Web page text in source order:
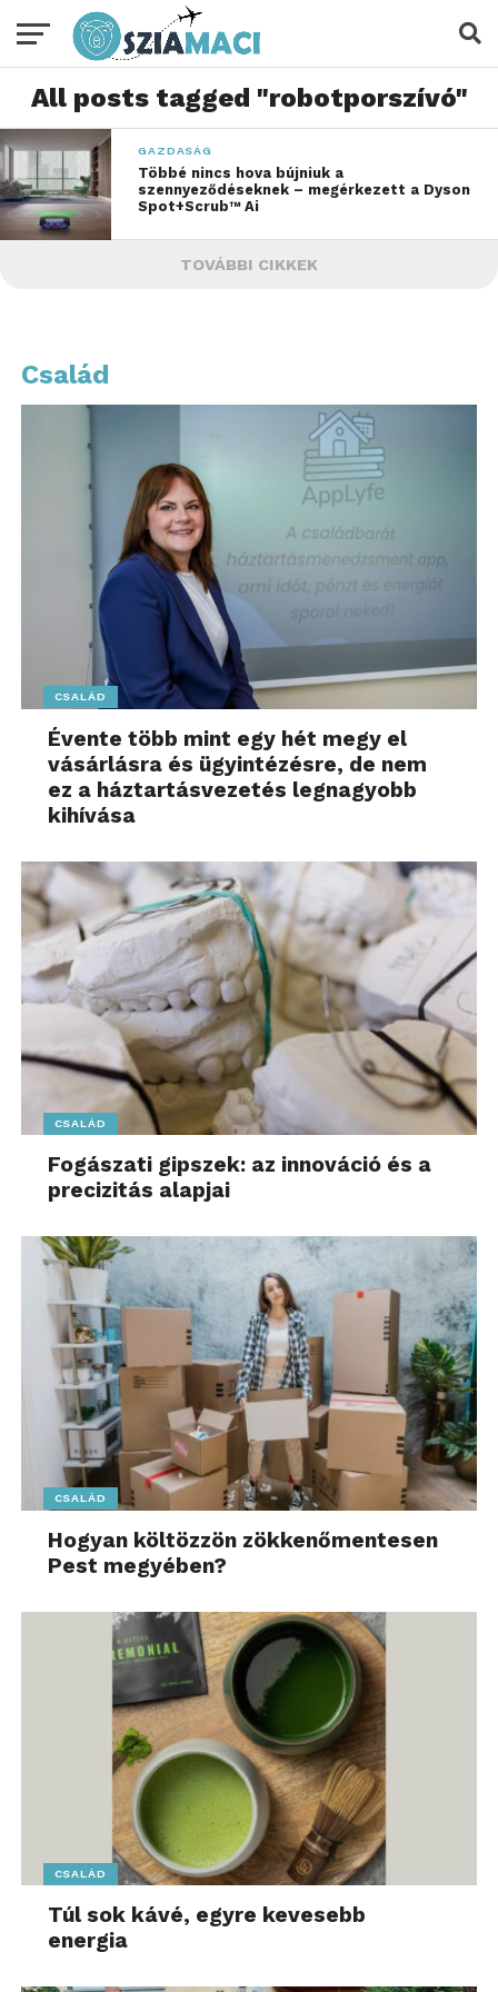
All posts tagged "robotporszívó"
GAZDASÁG
Többé nincs hova bújniuk a
szennyeződéseknek – megérkezett a Dyson
Spot+Scrub™ Ai
TOVÁBBI CIKKEK
Család
CSALÁD
Évente több mint egy hét megy el
vásárlásra és ügyintézésre, de nem
ez a háztartásvezetés legnagyobb
kihívása
CSALÁD
Fogászati gipszek: az innováció és a
precizitás alapjai
CSALÁD
Hogyan költözzön zökkenőmentesen
Pest megyében?
CSALÁD
Túl sok kávé, egyre kevesebb
energia